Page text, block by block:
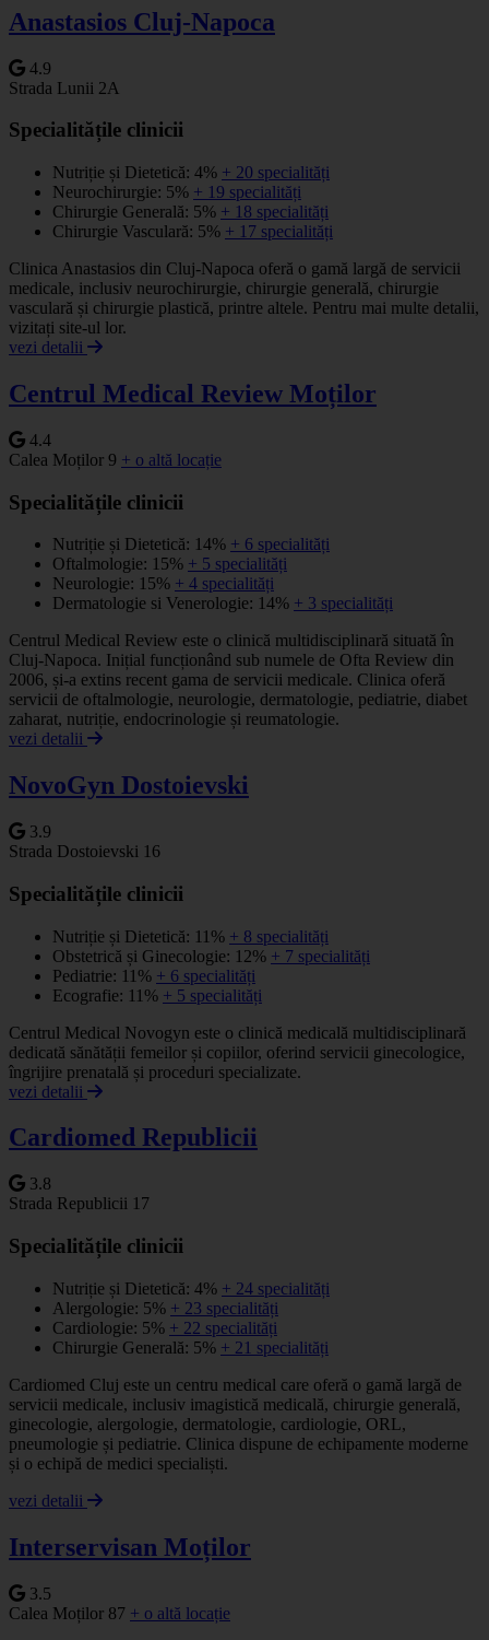
Anastasios Cluj-Napoca
4.9
Strada Lunii 2A
Specialitățile clinicii
Nutriție și Dietetică: 4% + 20 specialități
Neurochirurgie: 5% + 19 specialități
Chirurgie Generală: 5% + 18 specialități
Chirurgie Vasculară: 5% + 17 specialități
Clinica Anastasios din Cluj-Napoca oferă o gamă largă de servicii
medicale, inclusiv neurochirurgie, chirurgie generală, chirurgie
vasculară și chirurgie plastică, printre altele. Pentru mai multe detalii,
vizitați site-ul lor.
vezi detalii
Centrul Medical Review Moților
4.4
Calea Moților 9 + o altă locație
Specialitățile clinicii
Nutriție și Dietetică: 14% + 6 specialități
Oftalmologie: 15% + 5 specialități
Neurologie: 15% + 4 specialități
Dermatologie si Venerologie: 14% + 3 specialități
Centrul Medical Review este o clinică multidisciplinară situată în
Cluj-Napoca. Inițial funcționând sub numele de Ofta Review din
2006, și-a extins recent gama de servicii medicale. Clinica oferă
servicii de oftalmologie, neurologie, dermatologie, pediatrie, diabet
zaharat, nutriție, endocrinologie și reumatologie.
vezi detalii
NovoGyn Dostoievski
3.9
Strada Dostoievski 16
Specialitățile clinicii
Nutriție și Dietetică: 11% + 8 specialități
Obstetrică și Ginecologie: 12% + 7 specialități
Pediatrie: 11% + 6 specialități
Ecografie: 11% + 5 specialități
Centrul Medical Novogyn este o clinică medicală multidisciplinară
dedicată sănătății femeilor și copiilor, oferind servicii ginecologice,
îngrijire prenatală și proceduri specializate.
vezi detalii
Cardiomed Republicii
3.8
Strada Republicii 17
Specialitățile clinicii
Nutriție și Dietetică: 4% + 24 specialități
Alergologie: 5% + 23 specialități
Cardiologie: 5% + 22 specialități
Chirurgie Generală: 5% + 21 specialități
Cardiomed Cluj este un centru medical care oferă o gamă largă de
servicii medicale, inclusiv imagistică medicală, chirurgie generală,
ginecologie, alergologie, dermatologie, cardiologie, ORL,
pneumologie și pediatrie. Clinica dispune de echipamente moderne
și o echipă de medici specialiști.
vezi detalii
Interservisan Moților
3.5
Calea Moților 87 + o altă locație